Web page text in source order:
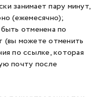
занимает пару минут,
(ежемесячно);
отменена по
(вы можете отменить
по ссылке, которая
почту после